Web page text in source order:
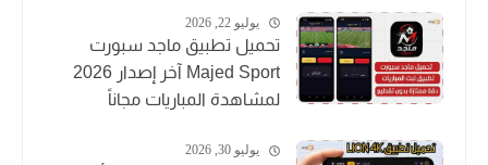
يوليو 22, 2026
تحميل تطبيق ماجد سبورت
Majed Sport آخر إصدار 2026
لمشاهدة المباريات مجاناً
يوليو 30, 2026